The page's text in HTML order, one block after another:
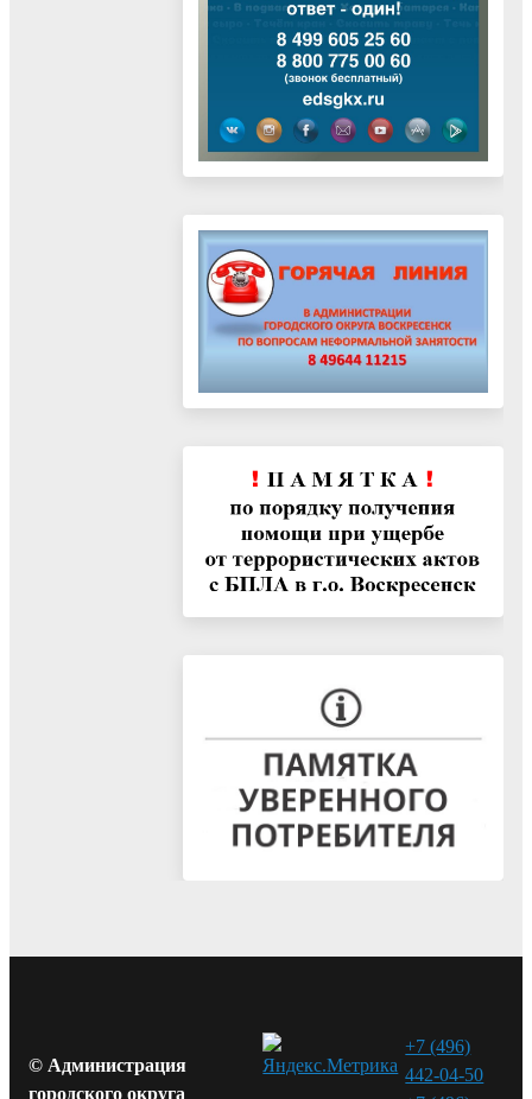
© Администрация
городского округа
+7 (496)
442-04-50